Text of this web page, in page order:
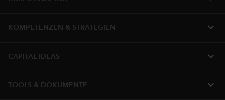
KOMPETENZEN & STRATEGIEN expand_more
CAPITAL IDEAS expand_more
TOOLS & DOKUMENTE expand_more